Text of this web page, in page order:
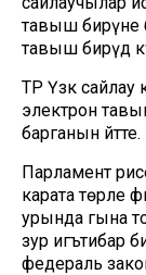
тавыш бирүне
тавыш бирүдә
ТР Үзәк
электрон
барганын әйтте.
Парламент
карата төрле
урында гына
зур игътибар
федераль